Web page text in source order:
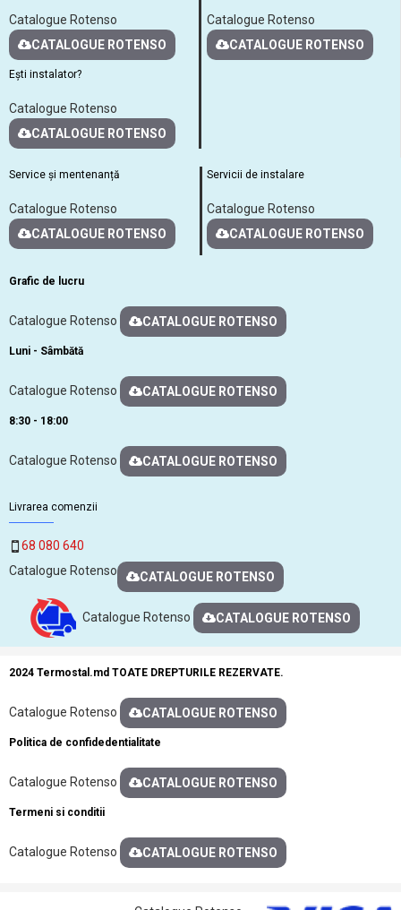
Catalogue Rotenso
CATALOGUE ROTENSO
Ești instalator?
Catalogue Rotenso
CATALOGUE ROTENSO
Catalogue Rotenso
CATALOGUE ROTENSO
Service și mentenanță
Catalogue Rotenso
CATALOGUE ROTENSO
Servicii de instalare
Catalogue Rotenso
CATALOGUE ROTENSO
Grafic de lucru
Catalogue Rotenso CATALOGUE ROTENSO
Luni - Sâmbătă
Catalogue Rotenso CATALOGUE ROTENSO
8:30 - 18:00
Catalogue Rotenso CATALOGUE ROTENSO
Livrarea comenzii
68 080 640
Catalogue Rotenso
CATALOGUE ROTENSO
Catalogue Rotenso CATALOGUE ROTENSO
2024 Termostal.md TOATE DREPTURILE REZERVATE.
Catalogue Rotenso CATALOGUE ROTENSO
Politica de confidedentialitate
Catalogue Rotenso CATALOGUE ROTENSO
Termeni si conditii
Catalogue Rotenso CATALOGUE ROTENSO